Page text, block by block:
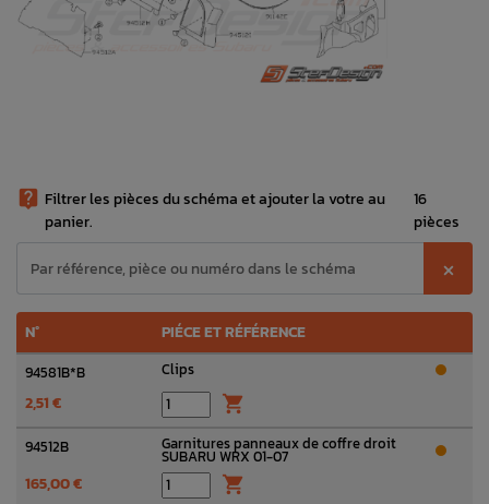
 Filtrer les pièces du schéma et ajouter la votre au
panier.
16
pièces
⨉
N° PIÉCE ET RÉFÉRENCE
94581B*B Clips
2,51 € 
94512B Garnitures panneaux de coffre droit
SUBARU WRX 01-07
165,00 € 